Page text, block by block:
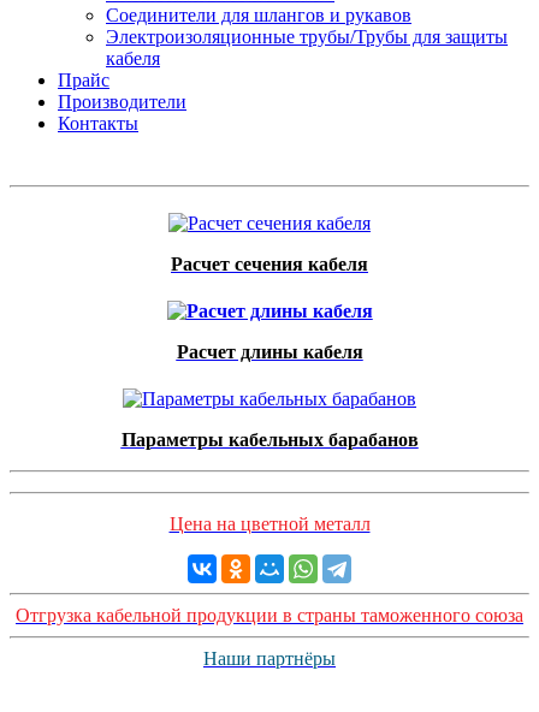
Соединители для шлангов и рукавов
Электроизоляционные трубы/Трубы для защиты
кабеля
Прайс
Производители
Контакты
Расчет сечения кабеля
Расчет длины кабеля
Параметры кабельных барабанов
Цена на цветной металл
Отгрузка кабельной продукции в страны таможенного союза
Наши партнёры